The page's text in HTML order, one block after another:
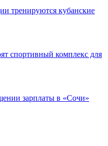
тренируются кубанские
спортивный комплекс для
зарплаты в «Сочи»